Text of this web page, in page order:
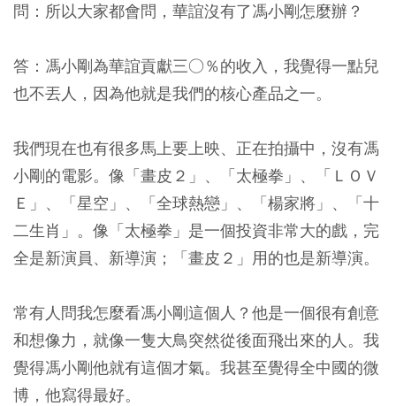
問：所以大家都會問，華誼沒有了馮小剛怎麼辦？
答：馮小剛為華誼貢獻三○％的收入，我覺得一點兒
也不丟人，因為他就是我們的核心產品之一。
我們現在也有很多馬上要上映、正在拍攝中，沒有馮
小剛的電影。像「畫皮２」、「太極拳」、「ＬＯＶ
Ｅ」、「星空」、「全球熱戀」、「楊家將」、「十
二生肖」。像「太極拳」是一個投資非常大的戲，完
全是新演員、新導演；「畫皮２」用的也是新導演。
常有人問我怎麼看馮小剛這個人？他是一個很有創意
和想像力，就像一隻大鳥突然從後面飛出來的人。我
覺得馮小剛他就有這個才氣。我甚至覺得全中國的微
博，他寫得最好。